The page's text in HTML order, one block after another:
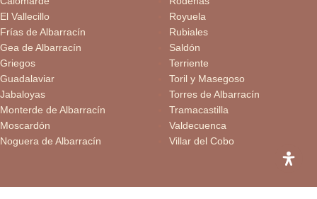
El Vallecillo
Frías de Albarracín
Gea de Albarracín
Griegos
Guadalaviar
Jabaloyas
Monterde de Albarracín
Moscardón
Noguera de Albarracín
Royuela
Rubiales
Saldón
Terriente
Toril y Masegoso
Torres de Albarracín
Tramacastilla
Valdecuenca
Villar del Cobo